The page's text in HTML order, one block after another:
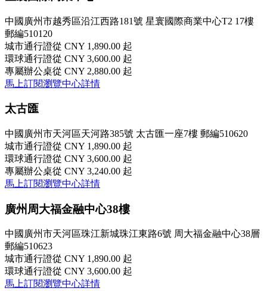
中國廣州市越秀區沿江西路181號 星寰國際商業中心T2 17樓
郵編510120
城市通行證從 CNY 1,890.00 起
環球通行證從 CNY 3,600.00 起
專屬辦公桌從 CNY 2,880.00 起
馬上訂閱瀏覽中心詳情
太古匯
中國廣州市天河區天河路385號 太古匯一座7樓 郵編510620
城市通行證從 CNY 1,890.00 起
環球通行證從 CNY 3,600.00 起
專屬辦公桌從 CNY 3,240.00 起
馬上訂閱瀏覽中心詳情
廣州周大福金融中心38樓
中國廣州市天河區珠江新城珠江東路6號 周大福金融中心38層
郵編510623
城市通行證從 CNY 1,890.00 起
環球通行證從 CNY 3,600.00 起
馬上訂閱瀏覽中心詳情